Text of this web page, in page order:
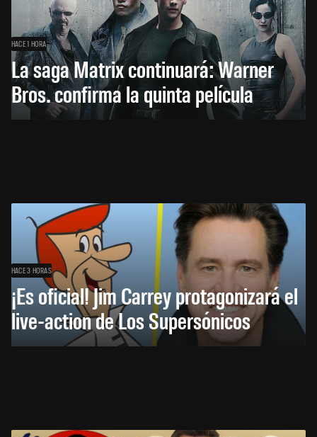
HACE 1 HORA
La saga Matrix continuará: Warner
Bros. confirma la quinta película
HACE 3 HORAS
¡Es oficial! Jim Carrey protagonizará el
live-action de Los Supersónicos